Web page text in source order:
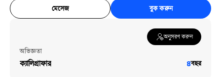
মেসেজ বুক করুন
অনুসরণ করুন
অভিজ্ঞতা
ক্যালিগ্রাফার ৪বছর